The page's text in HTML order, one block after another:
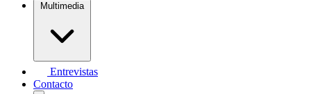
Multimedia
Entrevistas
Contacto